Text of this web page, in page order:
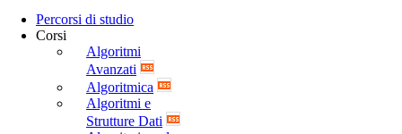
Percorsi di studio
Corsi
Algoritmi
Avanzati
Algoritmica
Algoritmi e
Strutture Dati